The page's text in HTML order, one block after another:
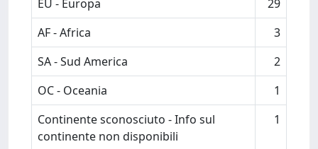
EU - Europa
29
AF - Africa
3
SA - Sud America
2
OC - Oceania
1
Continente sconosciuto - Info sul
continente non disponibili
1